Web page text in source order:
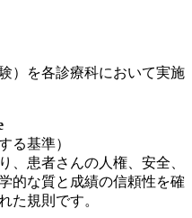
）を各診療科において実施
る基準）
、患者さんの人権、安全、
的な質と成績の信頼性を確
た規則です。